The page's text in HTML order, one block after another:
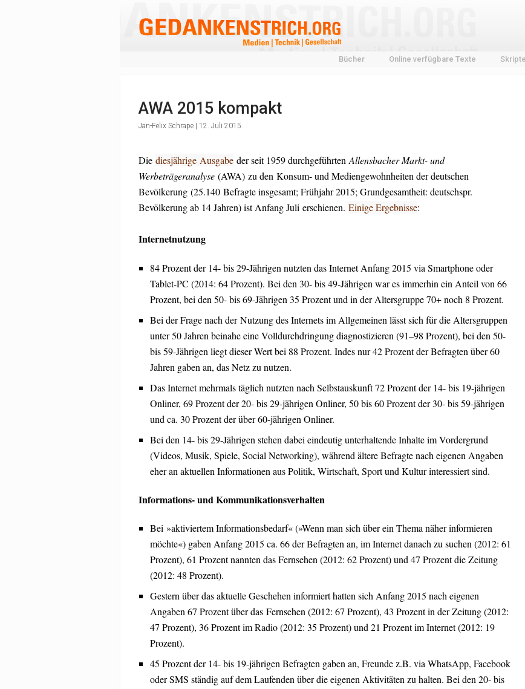
Skripte
Online verfügbare Texte
Bücher
AWA 2015 kompakt
Jan-Felix Schrape | 12. Juli 2015
Die diesjährige Ausgabeder seit 1959 durchgeführten Allensbacher Markt- und
Werbeträgeranalyse (AWA) zu den Konsum- und Mediengewohnheiten der deutschen
Bevölkerung (25.140 Befragte insgesamt; Frühjahr 2015; Grundgesamtheit: deutschspr.
Bevölkerung ab 14 Jahren) ist Anfang Juli erschienen. Einige Ergebnisse:
Internetnutzung
84 Prozent der 14- bis 29-Jährigen nutzten das Internet Anfang 2015 via Smartphone oder
Tablet-PC (2014: 64 Prozent). Bei den 30- bis 49-Jährigen war es immerhin ein Anteil von 66
Prozent, bei den 50- bis 69-Jährigen 35 Prozent und in der Altersgruppe 70+ noch 8 Prozent.
Bei der Frage nach der Nutzung des Internets im Allgemeinen lässt sich für die Altersgruppen
unter 50 Jahren beinahe eine Volldurchdringung diagnostizieren (91–98 Prozent), bei den 50-
bis 59-Jährigen liegt dieser Wert bei 88 Prozent. Indes nur 42 Prozent der Befragten über 60
Jahren gaben an, das Netz zu nutzen.
Das Internet mehrmals täglich nutzten nach Selbstauskunft 72 Prozent der 14- bis 19-jährigen
Onliner, 69 Prozent der 20- bis 29-jährigen Onliner, 50 bis 60 Prozent der 30- bis 59-jährigen
und ca. 30 Prozent der über 60-jährigen Onliner.
Bei den 14- bis 29-Jährigen stehen dabei eindeutig unterhaltende Inhalte im Vordergrund
(Videos, Musik, Spiele, Social Networking), während ältere Befragte nach eigenen Angaben
eher an aktuellen Informationen aus Politik, Wirtschaft, Sport und Kultur interessiert sind.
Informations- und Kommunikationsverhalten
Bei »aktiviertem Informationsbedarf« (»Wenn man sich über ein Thema näher informieren
möchte«) gaben Anfang 2015 ca. 66 der Befragten an, im Internet danach zu suchen (2012: 61
Prozent), 61 Prozent nannten das Fernsehen (2012: 62 Prozent) und 47 Prozent die Zeitung
(2012: 48 Prozent).
Gestern über das aktuelle Geschehen informiert hatten sich Anfang 2015 nach eigenen
Angaben 67 Prozent über das Fernsehen (2012: 67 Prozent), 43 Prozent in der Zeitung (2012:
47 Prozent), 36 Prozent im Radio (2012: 35 Prozent) und 21 Prozent im Internet (2012: 19
Prozent).
45 Prozent der 14- bis 19-jährigen Befragten gaben an, Freunde z.B. via WhatsApp, Facebook
oder SMS ständig auf dem Laufenden über die eigenen Aktivitäten zu halten. Bei den 20- bis